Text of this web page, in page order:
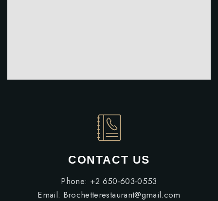
CONTACT US
Phone: +2 650-603-0553
Email: Brochetterestaurant@gmail.com